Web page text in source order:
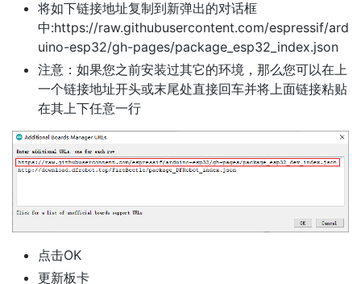
将如下链接地址复制到新弹出的对话框
中:https://raw.githubusercontent.com/espressif/ard
uino-esp32/gh-pages/package_esp32_index.json
注意：如果您之前安装过其它的环境，那么您可以在上
一个链接地址开头或末尾处直接回车并将上面链接粘贴
在其上下任意一行
点击OK
更新板卡